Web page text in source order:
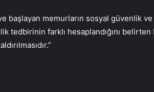
başlayan memurların sosyal güvenlik
tedbirinin farklı hesaplandığını belirten